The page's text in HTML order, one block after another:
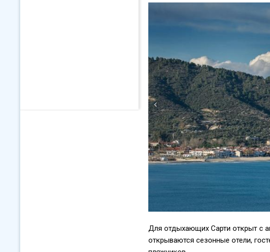
Для отдыхающих Сарти открыт с
открываются сезонные отели,